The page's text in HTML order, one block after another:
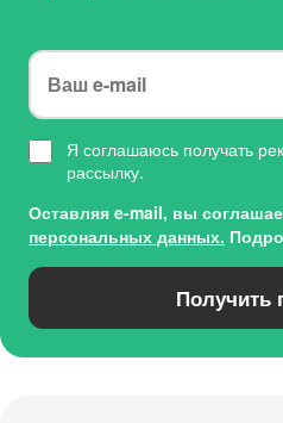
Я соглашаюсь получать
рассылку.
Оставляя e-mail, вы
персональных данных.
Получить